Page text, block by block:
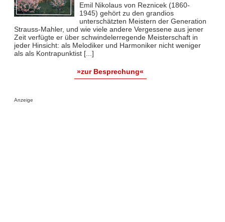
Emil Nikolaus von Reznicek (1860-
1945) gehört zu den grandios
unterschätzten Meistern der Generation
Strauss-Mahler, und wie viele andere Vergessene aus jener
Zeit verfügte er über schwindelerregende Meisterschaft in
jeder Hinsicht: als Melodiker und Harmoniker nicht weniger
als als Kontrapunktist [...]
»zur Besprechung«
Anzeige